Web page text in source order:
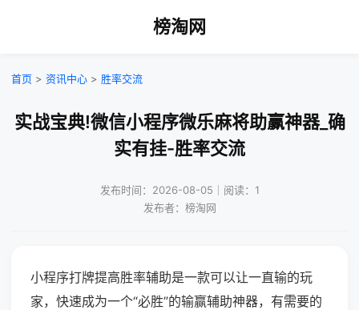
榜淘网
首页 > 资讯中心 > 胜率交流
实战宝典!微信小程序微乐麻将助赢神器_确
实有挂-胜率交流
发布时间：2026-08-05｜阅读：1
发布者：榜淘网
小程序打牌提高胜率辅助是一款可以让一直输的玩
家，快速成为一个“必胜”的输赢辅助神器，有需要的